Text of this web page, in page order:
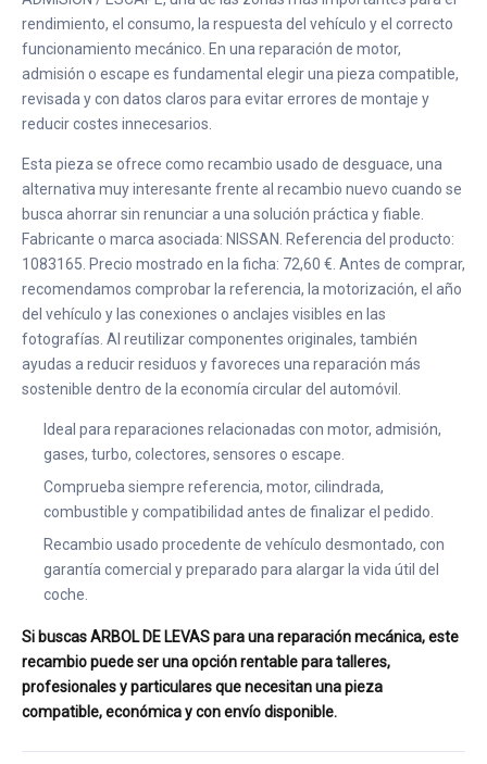
rendimiento, el consumo, la respuesta del vehículo y el correcto
funcionamiento mecánico. En una reparación de motor,
admisión o escape es fundamental elegir una pieza compatible,
revisada y con datos claros para evitar errores de montaje y
reducir costes innecesarios.
Esta pieza se ofrece como recambio usado de desguace, una
alternativa muy interesante frente al recambio nuevo cuando se
busca ahorrar sin renunciar a una solución práctica y fiable.
Fabricante o marca asociada: NISSAN. Referencia del producto:
1083165. Precio mostrado en la ficha: 72,60 €. Antes de comprar,
recomendamos comprobar la referencia, la motorización, el año
del vehículo y las conexiones o anclajes visibles en las
fotografías. Al reutilizar componentes originales, también
ayudas a reducir residuos y favoreces una reparación más
sostenible dentro de la economía circular del automóvil.
Ideal para reparaciones relacionadas con motor, admisión,
gases, turbo, colectores, sensores o escape.
Comprueba siempre referencia, motor, cilindrada,
combustible y compatibilidad antes de finalizar el pedido.
Recambio usado procedente de vehículo desmontado, con
garantía comercial y preparado para alargar la vida útil del
coche.
Si buscas ARBOL DE LEVAS para una reparación mecánica, este
recambio puede ser una opción rentable para talleres,
profesionales y particulares que necesitan una pieza
compatible, económica y con envío disponible.